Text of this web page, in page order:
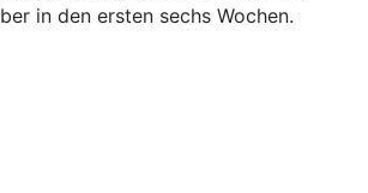
in den ersten sechs Wochen.